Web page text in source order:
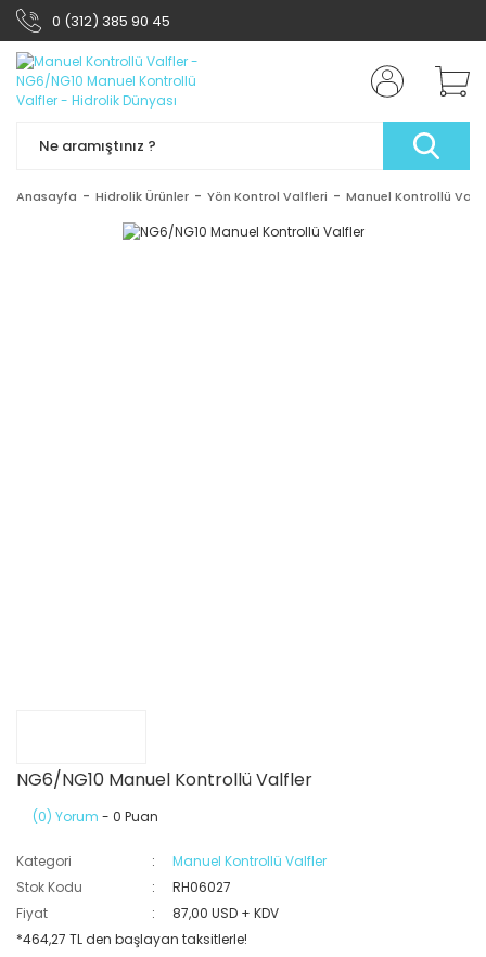
0 (312) 385 90 45
Anasayfa Hidrolik Ürünler Yön Kontrol Valfleri Manuel Kontrollü
NG6/NG10 Manuel Kontrollü Valfler
(0) Yorum - 0 Puan
Kategori
Manuel Kontrollü Valfler
Stok Kodu
RH06027
Fiyat
87,00 USD + KDV
*464,27 TL den başlayan taksitlerle!